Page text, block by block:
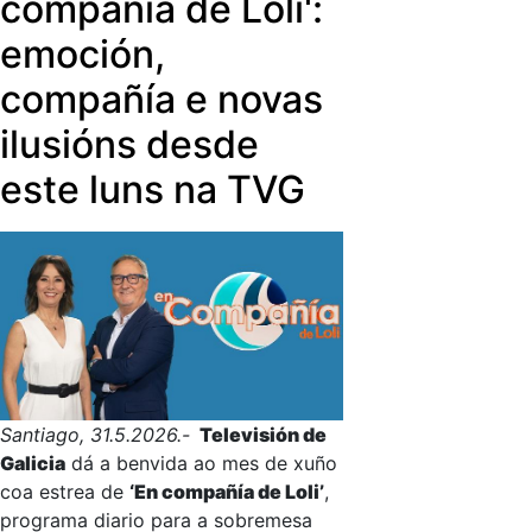
compañía de Loli':
emoción,
compañía e novas
ilusións desde
este luns na TVG
Santiago, 31.5.2026.- Televisión de
Galicia dá a benvida ao mes de xuño
coa estrea de ‘En compañía de Loli’,
programa diario para a sobremesa